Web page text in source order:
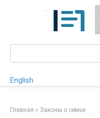
English
Главная » Законы о семье